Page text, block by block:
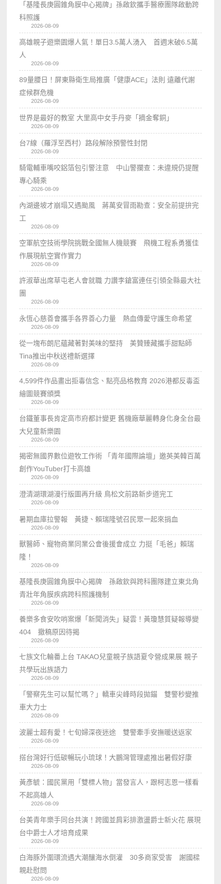
「基隆長庚圓錐角膜中心揭牌」孫啟欽攜手醫療團隊啟動跨
科照護
2026-08-09
高雄親子遊樂園爆人氣！單日3.5萬人湧入 首週末破6.5萬
人
2026-08-09
89量腰日！屏東縣衛生局推廣「健康ACE」法則 遠離代謝
症候群危機
2026-08-09
世界是最好的教室 大里高中女手丹麥「摘金奪銅」
2026-08-09
台7線（羅浮至西村）路段解除預警性封閉
2026-08-09
騎電輔車嘴咬鋁箔包引警注意 中山警攔查：未違規仍提醒
專心騎乘
2026-08-09
內湖邊坡才崩塌又遇颱風 蔣萬安冒雨勘查：安全前提拚完
工
2026-08-09
空軍航空技術學院挑戰全國無人機競賽 飛機工程系勇獲佳
作展現航空實作實力
2026-08-09
許淑華出席草屯老人會就職 力讚李鎗富連任引領全縣最大社
團
2026-08-09
永恆心慈善會攜手各界善心力量 熱血傳愛守護生命希望
2026-08-09
從一塊布朗尼蘊藏著對美味的堅持 美贊臻藏攜手甜點師
Tina推出中秋送禮新選擇
2026-08-09
4,599件作品畫出拒毒信念、點亮品格教育 2026港都反毒盃
繪圖競賽頒獎
2026-08-09
台鐵董事長肯定高市府都計變更 舊機廠華麗轉身化身全台最
大兒童新樂園
2026-08-09
揭密無國界數位遊牧工作術 「青年國際論壇」邀英美韓百萬
創作YouTuber打卡高雄
2026-08-09
澄清湖環湖漫行版圖再升級 鳥松文前路新步道完工
2026-08-09
暑期血庫拉警報 黃捷、賴瑞隆號召民眾一起來捐血
2026-08-09
獸醫師、寵物商業同業公會後援會成立 力挺「毛爸」賴瑞
隆！
2026-08-09
基隆長庚圓錐角膜中心揭牌 孫啟欽與跨科團隊建立東北角
青壯年角膜疾病跨科照護機制
2026-08-09
養樂多食安吹哨案爆「新聞消失」疑雲！黃瓊慧質疑報導變
404 撤稿原因待揭
2026-08-09
七族文化輪番上台 TAKAO兒童親子族語夏令營成果展 親子
共學玩出族語力
2026-08-09
「警察先生可以幫忙嗎？」轎車尖峰時段拋錨 雙警秒變推
車大力士
2026-08-09
波麗士超有愛！七旬婦深夜迷途 雙警牽手安撫暖送返家
2026-08-09
搭台灣好行低碳暢玩小琉球！大鵬灣管理處推出暑假好康
2026-08-09
黃彥毓：國民黨用「雙標人物」當發言人，跟柯志恩一樣看
不起高雄人
2026-08-09
台美青年樂手同台共演！跨國並肩彩排激盪爵士新火花 展現
台中爵士人才培育成果
2026-08-09
白海豚外圍環流遇大潮釀海水倒灌 30多商家受害 謝國樑
親赴慰問
2026-08-09